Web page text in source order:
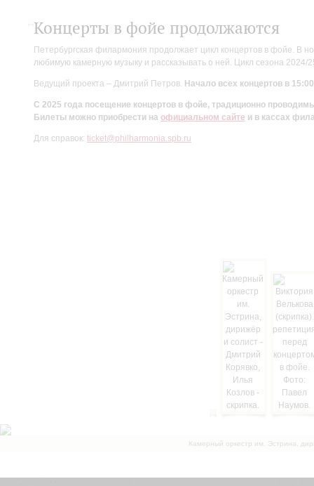
Концерты в фойе продолжаются
Петербургская филармония продолжает цикл концертов в фойе. В
любимую камерную музыку и рассказывать о ней. Цикл сезона
Ведущий проекта – Дмитрий Петров. Начало всех концертов в
С 2025 года посещение концертов в фойе, традиционно
Билеты можно приобрести на официальном сайте и в кассах
Для справок: ticket@philharmonia.spb.ru
Камерный оркестр им. Эстрина,